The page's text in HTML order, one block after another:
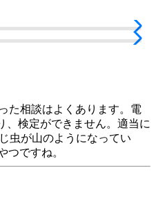
た相談はよくあります。電
、検定ができません。適当に
虫が山のようになってい
ですね。